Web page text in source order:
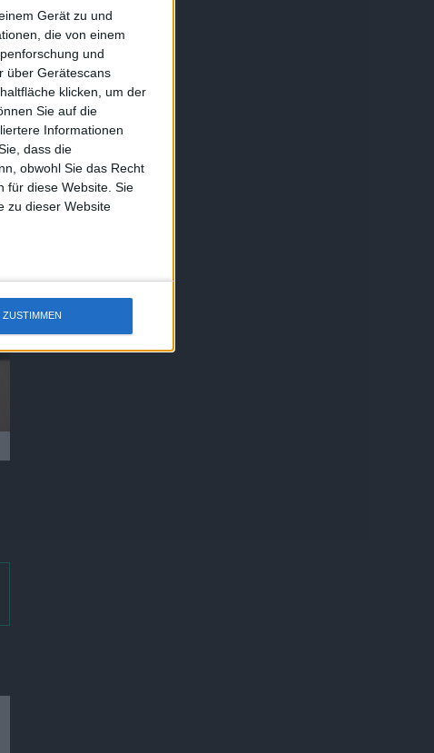
Gerät zu und
die von einem
und
über Gerätescans
klicken, um der
Sie auf die
Informationen
dass die
obwohl Sie das Recht
für diese Website. Sie
zu dieser Website
ZUSTIMMEN